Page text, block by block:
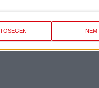
NEM
Z. 1, Bristyán D. 1,
5, Fodor V. 2, Csamangó